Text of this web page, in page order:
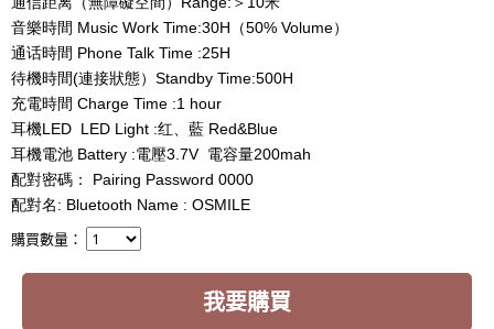
音樂時間 Music Work Time:30H（50% Volume）
通话時間 Phone Talk Time :25H
待機時間(連接狀態）Standby Time:500H
充電時間 Charge Time :1 hour
耳機LED  LED Light :红、藍 Red&Blue
耳機電池 Battery :電壓3.7V  電容量200mah
配對密碼： Pairing Password 0000
配對名: Bluetooth Name : OSMILE
購買數量：
我要購買